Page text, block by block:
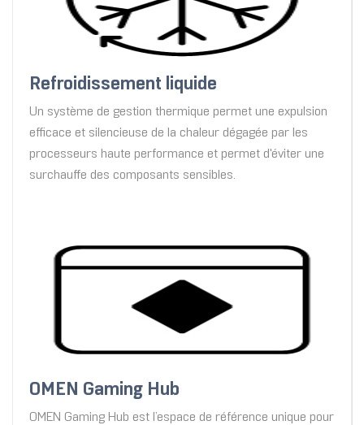
Refroidissement liquide
Un système de gestion thermique permet une expulsion
efficace et silencieuse de la chaleur dégagée par les
processeurs haute performance et permet d'éviter une
surchauffe des composants sensibles.
OMEN Gaming Hub
OMEN Gaming Hub est l’espace de référence unique pour